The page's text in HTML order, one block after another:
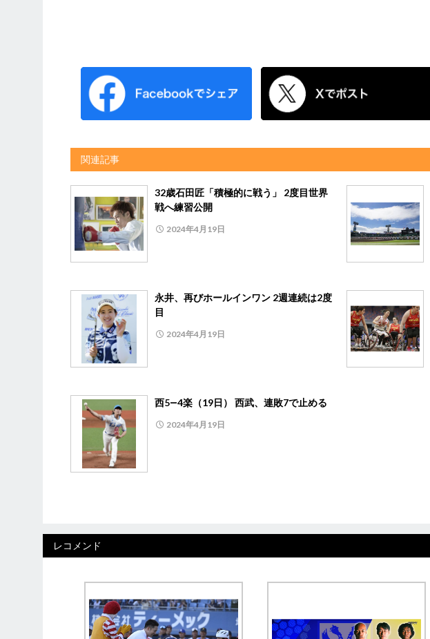
関連記事
32歳石田匠「積極的に戦う」 2度目世界
戦へ練習公開
2024年4月19日
永井、再びホールインワン 2週連続は2度
目
2024年4月19日
西5―4楽（19日） 西武、連敗7で止める
2024年4月19日
レコメンド